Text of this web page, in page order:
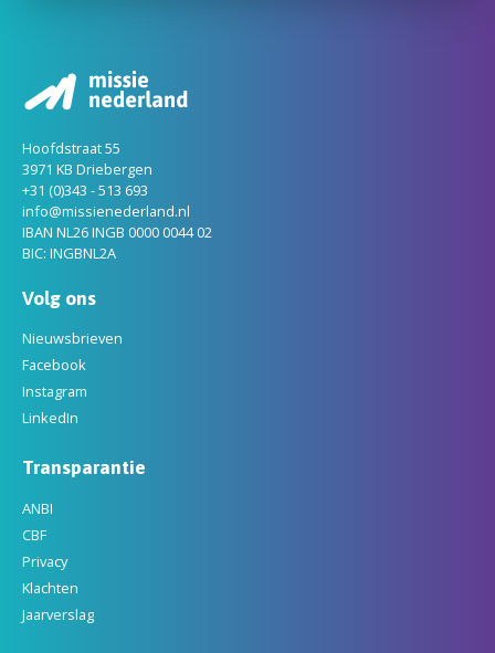
Hoofdstraat 55
3971 KB Driebergen
+31 (0)343 - 513 693
info@missienederland.nl
IBAN NL26 INGB 0000 0044 02
BIC: INGBNL2A
Volg ons
Nieuwsbrieven
Facebook
Instagram
LinkedIn
Transparantie
ANBI
CBF
Privacy
Klachten
Jaarverslag